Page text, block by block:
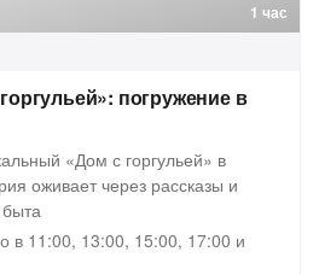
1 час
погружение в
«Дом с горгульей» в
оживает через рассказы и
в 11:00, 13:00, 15:00, 17:00 и